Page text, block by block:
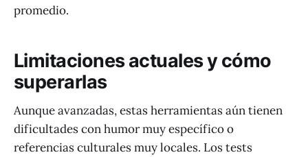
promedio.
Limitaciones actuales y cómo
superarlas
Aunque avanzadas, estas herramientas aún tienen
dificultades con humor muy específico o
referencias culturales muy locales. Los tests